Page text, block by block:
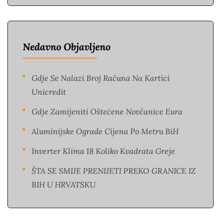
Nedavno Objavljeno
Gdje Se Nalazi Broj Računa Na Kartici
Unicredit
Gdje Zamijeniti Oštećene Novčanice Eura​
Aluminijske Ograde Cijena Po Metru BiH
Inverter Klima 18 Koliko Kvadrata Greje
ŠTA SE SMIJE PRENIJETI PREKO GRANICE IZ
BIH U HRVATSKU